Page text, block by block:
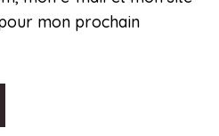
mon prochain